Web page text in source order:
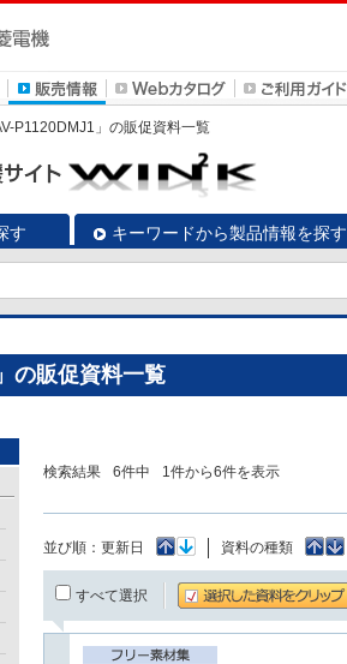
P1120DMJ1」の販促資料一覧
す キーワードから製品情報を探す
の販促資料一覧
検索結果 6件中 1件から6件を表示
並び順： 更新日 資料の種類
すべて選択